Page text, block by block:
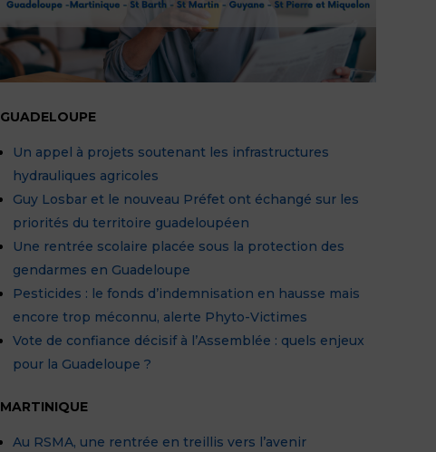
GUADELOUPE
Un appel à projets soutenant les infrastructures
hydrauliques agricoles
Guy Losbar et le nouveau Préfet ont échangé sur les
priorités du territoire guadeloupéen
Une rentrée scolaire placée sous la protection des
gendarmes en Guadeloupe
Pesticides : le fonds d’indemnisation en hausse mais
encore trop méconnu, alerte Phyto-Victimes
Vote de confiance décisif à l’Assemblée : quels enjeux
pour la Guadeloupe ?
MARTINIQUE
Au RSMA, une rentrée en treillis vers l’avenir